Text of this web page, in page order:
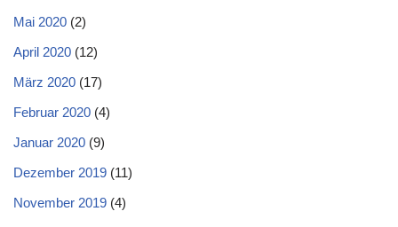
Mai 2020 (2)
April 2020 (12)
März 2020 (17)
Februar 2020 (4)
Januar 2020 (9)
Dezember 2019 (11)
November 2019 (4)